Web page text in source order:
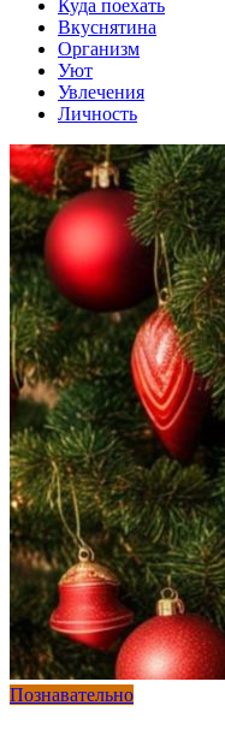
Куда поехать
Вкуснятина
Организм
Уют
Увлечения
Личность
Познавательно